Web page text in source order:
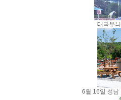
태극무
6월 16일 성남